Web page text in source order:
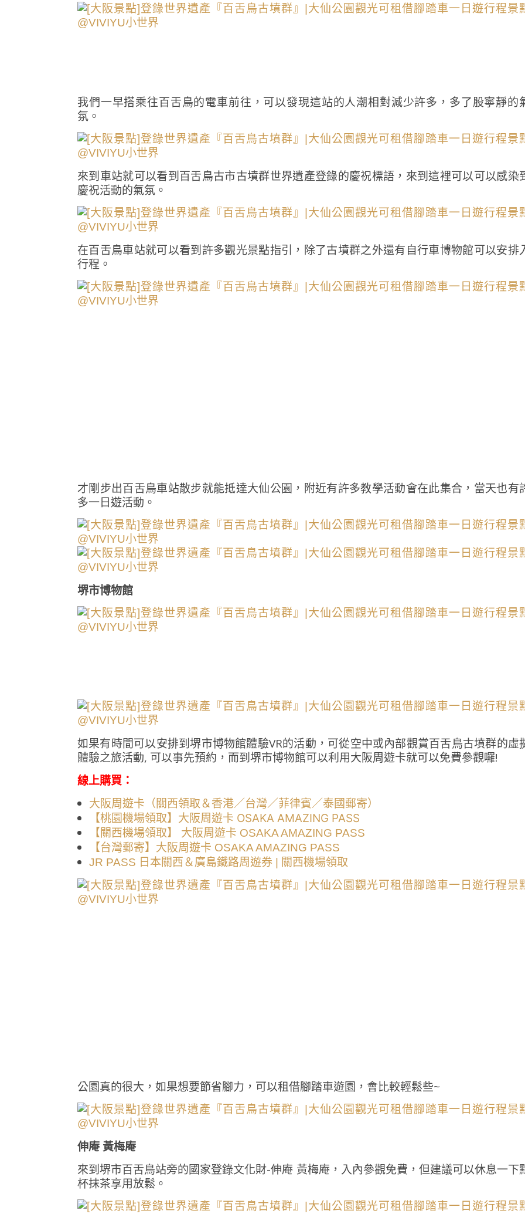
我們一早搭乘往百舌鳥的電車前往，可以發現這站的人潮相對減少許多，多了股寧靜的
氛。
來到車站就可以看到百舌鳥古市古墳群世界遺產登錄的慶祝標語，來到這裡可以可以感染
慶祝活動的氣氛。
在百舌鳥車站就可以看到許多觀光景點指引，除了古墳群之外還有自行車博物館可以安排
行程。
才剛步出百舌鳥車站散步就能抵達大仙公園，附近有許多教學活動會在此集合，當天也有
多一日遊活動。
堺市博物館
如果有時間可以安排到堺市博物館體驗VR的活動，可從空中或內部觀賞百舌鳥古墳群的虛
體驗之旅活動, 可以事先預約，而到堺市博物館可以利用大阪周遊卡就可以免費參觀囉!
線上購買：
大阪周遊卡（關西領取＆香港／台灣／菲律賓／泰國郵寄）
【桃園機場領取】大阪周遊卡 OSAKA AMAZING PASS
【關西機場領取】 大阪周遊卡 OSAKA AMAZING PASS
【台灣郵寄】大阪周遊卡 OSAKA AMAZING PASS
JR PASS 日本關西＆廣島鐵路周遊券 | 關西機場領取
公園真的很大，如果想要節省腳力，可以租借腳踏車遊園，會比較輕鬆些~
伸庵 黃梅庵
來到堺市百舌鳥站旁的國家登錄文化財-伸庵 黃梅庵，入內參觀免費，但建議可以休息一下
杯抹茶享用放鬆。